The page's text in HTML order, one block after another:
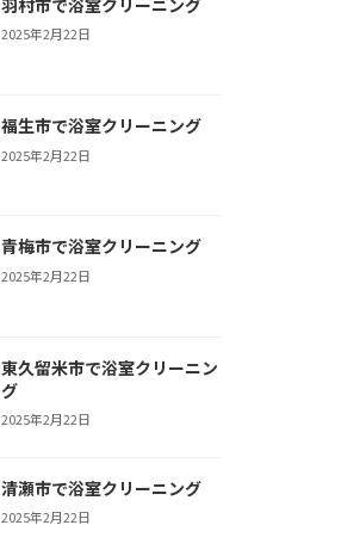
2025年2月22日
福生市で浴室クリーニング
2025年2月22日
青梅市で浴室クリーニング
2025年2月22日
東久留米市で浴室クリーニン
グ
2025年2月22日
清瀬市で浴室クリーニング
2025年2月22日